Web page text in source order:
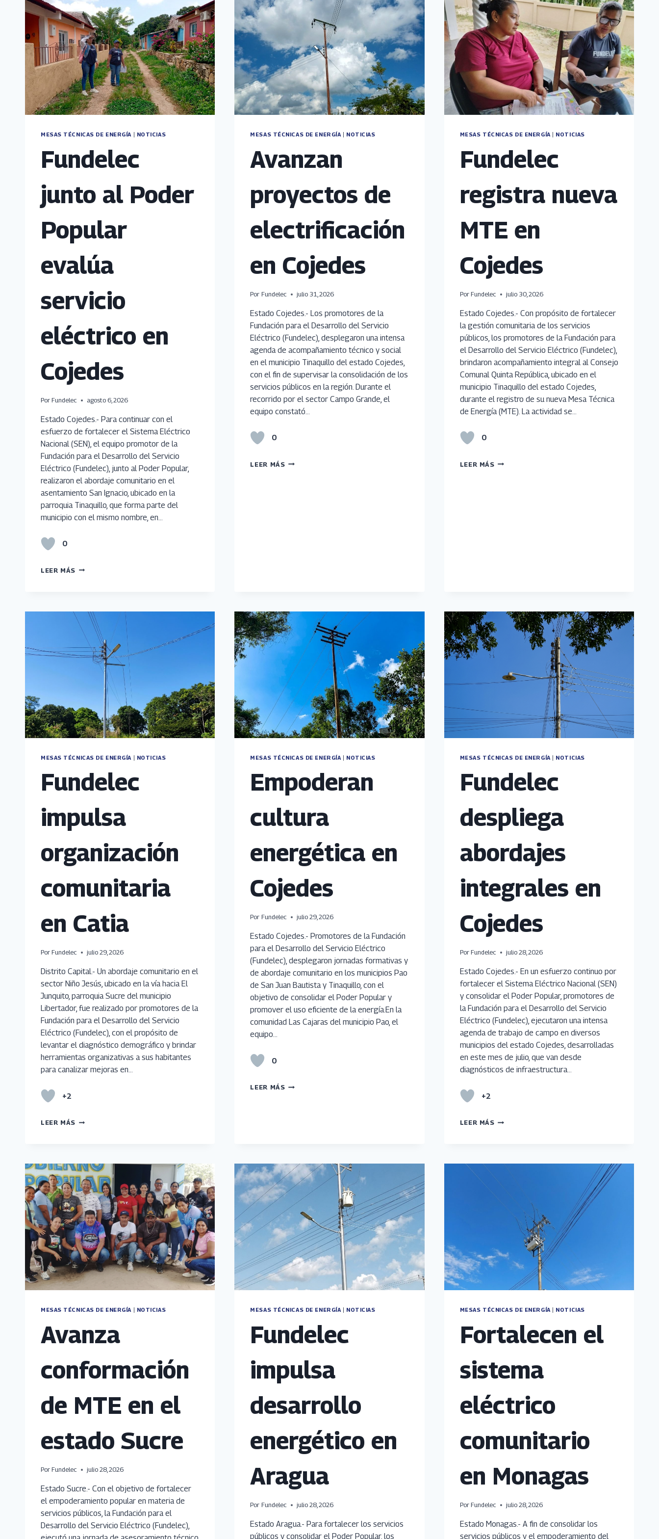
MESAS TÉCNICAS DE ENERGÍA NOTICIAS
Fundelec
junto al Poder
Popular
evalúa
servicio
eléctrico en
Cojedes
Por Fundelec agosto 6, 2026
Estado Cojedes.- Para continuar con el
esfuerzo de fortalecer el Sistema Eléctrico
Nacional (SEN), el equipo promotor de la
Fundación para el Desarrollo del Servicio
Eléctrico (Fundelec), junto al Poder Popular,
realizaron el abordaje comunitario en el
asentamiento San Ignacio, ubicado en la
parroquia Tinaquillo, que forma parte del
municipio con el mismo nombre, en…
0
LEER MÁS FUNDELEC
EVALÚA
SERVICIO
ELÉCTRICO
EN
COJEDES
MESAS TÉCNICAS DE ENERGÍA| NOTICIAS
Avanzan
proyectos de
electrificación
en Cojedes
Por Fundelec julio 31, 2026
Estado Cojedes.- Los promotores de la
Fundación para el Desarrollo del Servicio
Eléctrico (Fundelec), desplegaron una intensa
agenda de acompañamiento técnico y social
en el municipio Tinaquillo del estado Cojedes,
con el fin de supervisar la consolidación de los
servicios públicos en la región. Durante el
recorrido por el sector Campo Grande, el
equipo constató…
0
LEER MÁS AVANZAN
MESAS TÉCNICAS DE ENERGÍA| NOTICIAS
Fundelec
registra nueva
MTE en
Cojedes
Por Fundelec julio 30, 2026
Estado Cojedes.- Con propósito de fortalecer
la gestión comunitaria de los servicios
públicos, los promotores de la Fundación para
el Desarrollo del Servicio Eléctrico (Fundelec),
brindaron acompañamiento integral al Consejo
Comunal Quinta República, ubicado en el
municipio Tinaquillo del estado Cojedes,
durante el registro de su nueva Mesa Técnica
de Energía (MTE). La actividad se…
0
LEER MÁS FUNDELEC
MESAS TÉCNICAS DE ENERGÍA | NOTICIAS
Fundelec
impulsa
organización
comunitaria
en Catia
Por Fundelec julio 29, 2026
Distrito Capital.- Un abordaje comunitario en el
sector Niño Jesús, ubicado en la vía hacia El
Junquito, parroquia Sucre del municipio
Libertador, fue realizado por promotores de la
Fundación para el Desarrollo del Servicio
Eléctrico (Fundelec), con el propósito de
levantar el diagnóstico demográfico y brindar
herramientas organizativas a sus habitantes
para canalizar mejoras en…
+2
LEER MÁS FUNDELEC
CATIA
MESAS TÉCNICAS DE ENERGÍA| NOTICIAS
Empoderan
cultura
energética en
Cojedes
Por Fundelec julio 29, 2026
Estado Cojedes.- Promotores de la Fundación
para el Desarrollo del Servicio Eléctrico
(Fundelec), desplegaron jornadas formativas y
de abordaje comunitario en los municipios Pao
de San Juan Bautista y Tinaquillo, con el
objetivo de consolidar el Poder Popular y
promover el uso eficiente de la energía.En la
comunidad Las Cajaras del municipio Pao, el
equipo…
0
LEER MÁS EMPODERAN
MESAS TÉCNICAS DE ENERGÍA| NOTICIAS
Fundelec
despliega
abordajes
integrales en
Cojedes
Por Fundelec julio 28, 2026
Estado Cojedes.- En un esfuerzo continuo por
fortalecer el Sistema Eléctrico Nacional (SEN)
y consolidar el Poder Popular, promotores de
la Fundación para el Desarrollo del Servicio
Eléctrico (Fundelec), ejecutaron una intensa
agenda de trabajo de campo en diversos
municipios del estado Cojedes, desarrolladas
en este mes de julio, que van desde
diagnósticos de infraestructura…
+2
LEER MÁS FUNDELEC
MESAS TÉCNICAS DE ENERGÍA NOTICIAS
Avanza
conformación
de MTE en el
estado Sucre
Por Fundelec julio 28, 2026
Estado Sucre.- Con el objetivo de fortalecer
el empoderamiento popular en materia de
servicios públicos, la Fundación para el
Desarrollo del Servicio Eléctrico (Fundelec),
MESAS TÉCNICAS DE ENERGÍA| NOTICIAS
Fundelec
impulsa
desarrollo
energético en
Aragua
Por Fundelec julio 28, 2026
Estado Aragua.- Para fortalecer los servicios
públicos y consolidar el Poder Popular, los
MESAS TÉCNICAS DE ENERGÍA| NOTICIAS
Fortalecen el
sistema
eléctrico
comunitario
en Monagas
Por Fundelec julio 28, 2026
Estado Monagas.- A fin de consolidar los
servicios públicos y el empoderamiento del